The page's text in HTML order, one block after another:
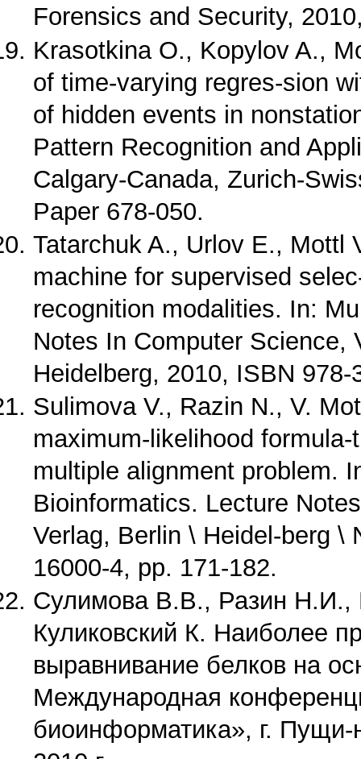
Forensics and Security,
Krasotkina O., Kopylov A.,
of time-varying regres-sion
of hidden events in
Pattern Recognition and
Calgary-Canada, Zurich-
Paper 678-050.
Tatarchuk A., Urlov E., Mottl
machine for supervised
recognition modalities. In:
Notes In Computer Science,
Heidelberg, 2010, ISBN
Sulimova V., Razin N., V.
maximum-likelihood
multiple alignment problem.
Bioinformatics. Lecture
Verlag, Berlin \ Heidel-berg \
16000-4, pp. 171-182.
Сулимова В.В., Разин
Куликовский К. Наиболее
выравнивание белков на
Международная
биоинформатика», г. Пущи-